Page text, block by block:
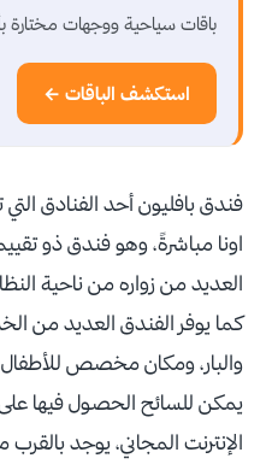
باقات سياحية ووجهات
استكشف الباقات ←
فندق بافليون أحد الفنادق
العديد من زواره من ناحية
كما يوفر الفندق العديد من
والبار، ومكان مخصص
يمكن للسائح الحصول فيها
الإنترنت المجاني، يوجد